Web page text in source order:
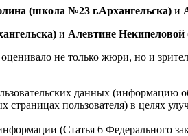
(школа №23 г.Архангельска) и
и Алевтине Некипеловой
не только жюри, но и
данных
страницах пользователя) в целях
(Статья 6